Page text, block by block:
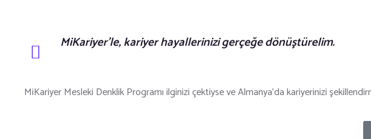
MiKariyer’le, kariyer hayallerinizi gerçeğe dönüştürelim.
MiKariyer Mesleki Denklik Programı ilginizi çektiyse ve Almanya’da kariyerinizi